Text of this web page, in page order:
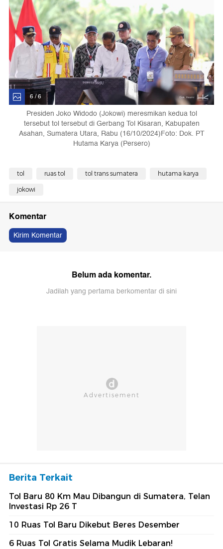
6 / 6
Presiden Joko Widodo (Jokowi) meresmikan kedua tol
tersebut tol tersebut di Gerbang Tol Kisaran, Kabupaten
Asahan, Sumatera Utara, Rabu (16/10/2024)Foto: Dok. PT
Hutama Karya (Persero)
tol ruas tol tol trans sumatera hutama karya
jokowi
Komentar
Kirim Komentar
Belum ada komentar.
Jadilah yang pertama berkomentar di sini
Berita Terkait
Tol Baru 80 Km Mau Dibangun di Sumatera, Telan
Investasi Rp 26 T
10 Ruas Tol Baru Dikebut Beres Desember
6 Ruas Tol Gratis Selama Mudik Lebaran!